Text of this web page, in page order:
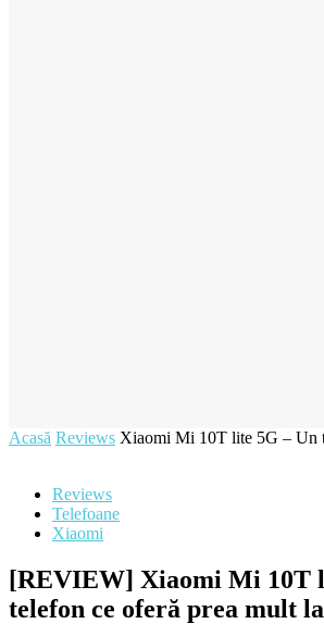
Acasă Reviews Xiaomi Mi 10T lite 5G – Un
Reviews
Telefoane
Xiaomi
[REVIEW] Xiaomi Mi 10T
telefon ce oferă prea mult